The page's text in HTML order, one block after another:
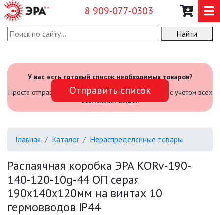
8 909-077-0303
О КОМПАНИИ
САДОВЫЙ ИНВЕНТАРЬ И
ИНСТРУМЕНТЫ
ОФИСНЫЕ ПОДВЕСНЫЕ
ПРОЖЕКТОРЫ
Найти
У вас есть готовый список необходимых товаров?
Просто отправьте его нам и мы посчитаем стоимость с учетом всех
возможных скидок
Отправить список
Главная Каталог Нераспределенные товары
Распаячная коробка ЭРА KORv-190-
140-120-10g-44 ОП серая
190х140х120мм на винтах 10
гермовводов IP44